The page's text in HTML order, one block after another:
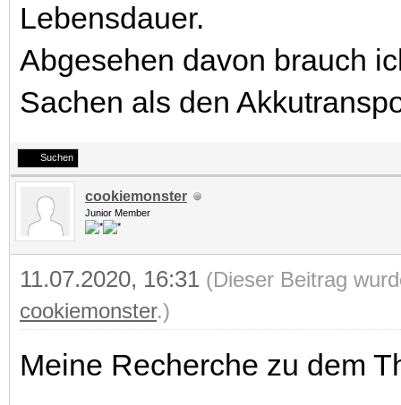
Lebensdauer.
Abgesehen davon brauch
Sachen als den
Suchen
cookiemonster
Junior Member
11.07.2020, 16:31 (Dieser Beitrag
cookiemonster.)
Meine Recherche zu dem